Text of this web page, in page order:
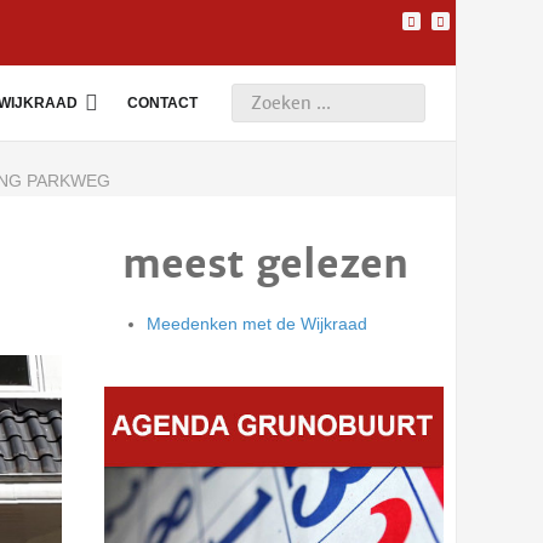
CONTACT
PARKWEG
meest gelezen
Meedenken met de Wijkraad